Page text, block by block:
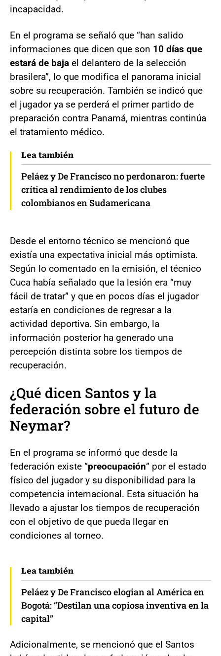
incapacidad.
En el programa se señaló que “han salido
informaciones que dicen que son 10 días que
estará de baja el delantero de la selección
brasilera”, lo que modifica el panorama inicial
sobre su recuperación. También se indicó que
el jugador ya se perderá el primer partido de
preparación contra Panamá, mientras continúa
el tratamiento médico.
Lea también
Peláez y De Francisco no perdonaron: fuerte
crítica al rendimiento de los clubes
colombianos en Sudamericana
Desde el entorno técnico se mencionó que
existía una expectativa inicial más optimista.
Según lo comentado en la emisión, el técnico
Cuca había señalado que la lesión era “muy
fácil de tratar” y que en pocos días el jugador
estaría en condiciones de regresar a la
actividad deportiva. Sin embargo, la
información posterior ha generado una
percepción distinta sobre los tiempos de
recuperación.
¿Qué dicen Santos y la
federación sobre el futuro de
Neymar?
En el programa se informó que desde la
federación existe “preocupación” por el estado
físico del jugador y su disponibilidad para la
competencia internacional. Esta situación ha
llevado a ajustar los tiempos de recuperación
con el objetivo de que pueda llegar en
condiciones al torneo.
Lea también
Peláez y De Francisco elogian al América en
Bogotá: “Destilan una copiosa inventiva en la
capital”
Adicionalmente, se mencionó que el Santos